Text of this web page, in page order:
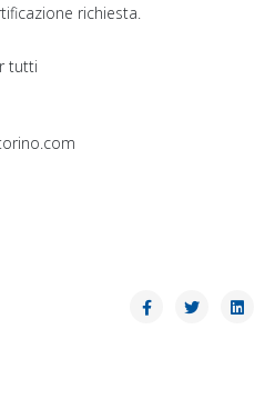
richiesta.
tutti